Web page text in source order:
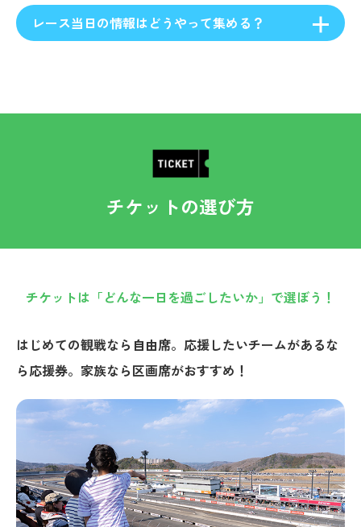
レース当日の情報はどうやって集める？
チケットの選び方
チケットは「どんな一日を過ごしたいか」で選ぼう！
はじめての観戦なら自由席。応援したいチームがあるな
ら応援券。家族なら区画席がおすすめ！